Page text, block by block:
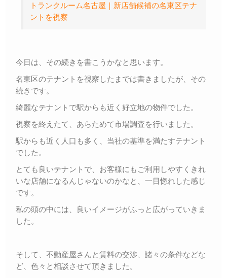
トランクルーム名古屋｜新店舗候補の名東区テナ
ントを視察
今日は、その続きを書こうかなと思います。
名東区のテナントを視察したまでは書きましたが、その
続きです。
綺麗なテナントで駅からも近く好立地の物件でした。
視察を終えたて、あらためて市場調査を行いました。
駅からも近く人口も多く、当社の基準を満たすテナント
でした。
とても良いテナントで、お客様にもご利用しやすくきれ
いな店舗になるんじゃないのかなと、一目惚れした感じ
です。
私の頭の中には、良いイメージがふっと広がっていきま
した。
そして、不動産屋さんと賃料の交渉、諸々の条件などな
ど、色々と相談させて頂きました。